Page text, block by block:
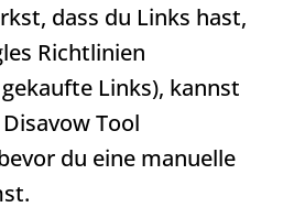
dass du Links hast,
Richtlinien
Links), kannst
Tool
du eine manuelle